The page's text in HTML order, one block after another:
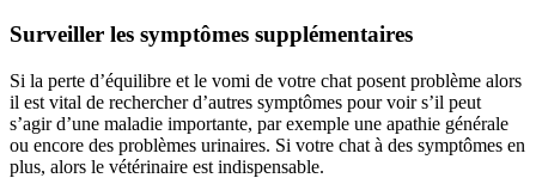
Surveiller les symptômes supplémentaires
Si la perte d’équilibre et le vomi de votre chat posent problème alors
il est vital de rechercher d’autres symptômes pour voir s’il peut
s’agir d’une maladie importante, par exemple une apathie générale
ou encore des problèmes urinaires. Si votre chat à des symptômes en
plus, alors le vétérinaire est indispensable.